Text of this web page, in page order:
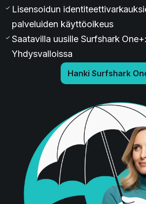
Lisensoidun
palveluiden käyttöoikeus
Saatavilla uusille Surfshark
Yhdysvalloissa
Hanki Surfshark